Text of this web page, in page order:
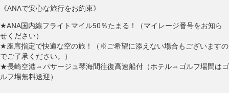
《ANAで安心な旅行をお約束》
★ANA国内線フライトマイル50％たまる！（マイレージ番号をお知ら
せください）
★座席指定で快適な空の旅！（※ご希望に添えない場合もございますの
でご了承ください。）
★長崎空港⇔パサージュ琴海間往復高速船付（ホテル⇔ゴルフ場間はゴ
ルフ場無料送迎）